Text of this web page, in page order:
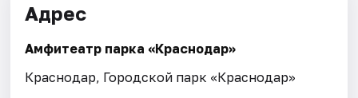
Адрес
Амфитеатр парка «Краснодар»
Краснодар, Городской парк «Краснодар»